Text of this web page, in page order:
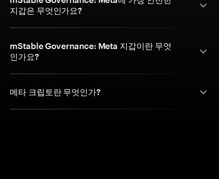
지갑은 무엇인가요?
mStable Governance: Meta 지갑이란 무엇
인가요?
메타 크립토란 무엇인가?